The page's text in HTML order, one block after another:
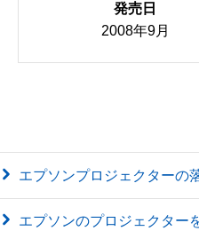
発売日
2008年9月
エプソンプロジェクターの
エプソンのプロジェクター